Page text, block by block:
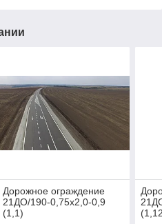
Дорожное ограждение
21ДО/190-0,75х2,0-0,9
(1,1)